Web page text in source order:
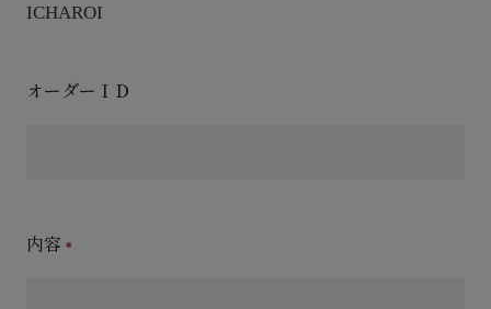
ICHAROI
オーダーＩＤ
内容